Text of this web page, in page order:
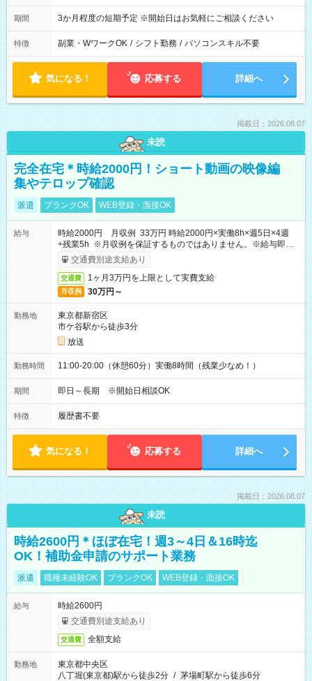
期間 3か月程度の短期予定 ※開始日はお気軽にご相談ください
特徴 副業・WワークOK / シフト勤務 / パソコンスキル不要
気になる！ 応募する 詳細へ
掲載日：2026.08.07
未読
完全在宅＊時給2000円！ショート動画の映像編
集やテロップ確認
派遣 ブランクOK WEB登録・面接OK
給与
時給2000円 月収例 33万円 時給2000円×実働8h×週5日×4週
+残業5h ※月収例を保証するものではありません。※給与即受
取りサービス利用可（利用条件有）
交通費別途支給あり
交通費 1ヶ月3万円を上限として実費支給
月収例 30万円～
勤務地
東京都新宿区
市ケ谷駅から徒歩3分
放送
勤務時間 11:00-20:00（休憩60分）実働8時間（残業少なめ！）
期間 即日～長期 ※開始日相談OK
特徴 履歴書不要
気になる！ 応募する 詳細へ
掲載日：2026.08.07
未読
時給2600円＊ほぼ在宅！週3～4日＆16時迄
OK！補助金申請のサポート業務
派遣 職種未経験OK ブランクOK WEB登録・面接OK
給与
時給2600円
交通費別途支給あり
交通費 全額支給
勤務地
東京都中央区
八丁堀(東京都)駅から徒歩2分 / 茅場町駅から徒歩6分